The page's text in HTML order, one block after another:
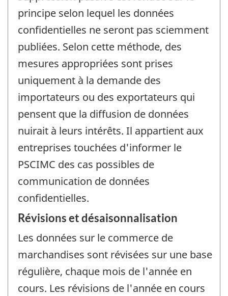
principe selon lequel les données
confidentielles ne seront pas sciemment
publiées. Selon cette méthode, des
mesures appropriées sont prises
uniquement à la demande des
importateurs ou des exportateurs qui
pensent que la diffusion de données
nuirait à leurs intérêts. Il appartient aux
entreprises touchées d'informer le
PSCIMC des cas possibles de
communication de données
confidentielles.
Révisions et désaisonnalisation
Les données sur le commerce de
marchandises sont révisées sur une base
régulière, chaque mois de l'année en
cours. Les révisions de l'année en cours